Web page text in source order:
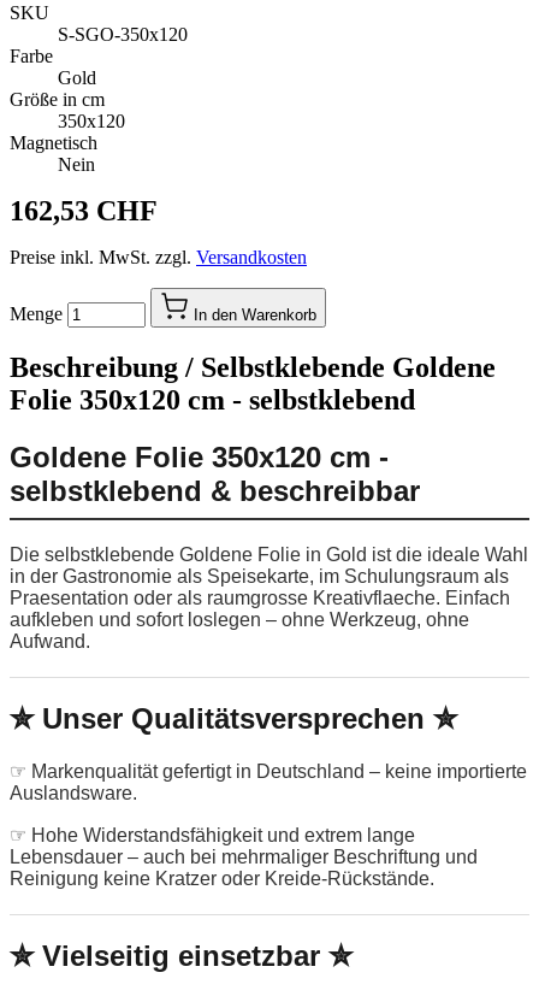
SKU
S-SGO-350x120
Farbe
Gold
Größe in cm
350x120
Magnetisch
Nein
162,53 CHF
Preise inkl. MwSt. zzgl. Versandkosten
Menge In den Warenkorb
Beschreibung / Selbstklebende Goldene
Folie 350x120 cm - selbstklebend
Goldene Folie 350x120 cm -
selbstklebend & beschreibbar
Die selbstklebende Goldene Folie in Gold ist die ideale Wahl
in der Gastronomie als Speisekarte, im Schulungsraum als
Praesentation oder als raumgrosse Kreativflaeche. Einfach
aufkleben und sofort loslegen – ohne Werkzeug, ohne
Aufwand.
✮ Unser Qualitätsversprechen ✮
☞ Markenqualität gefertigt in Deutschland – keine importierte
Auslandsware.
☞ Hohe Widerstandsfähigkeit und extrem lange
Lebensdauer – auch bei mehrmaliger Beschriftung und
Reinigung keine Kratzer oder Kreide-Rückstände.
✮ Vielseitig einsetzbar ✮